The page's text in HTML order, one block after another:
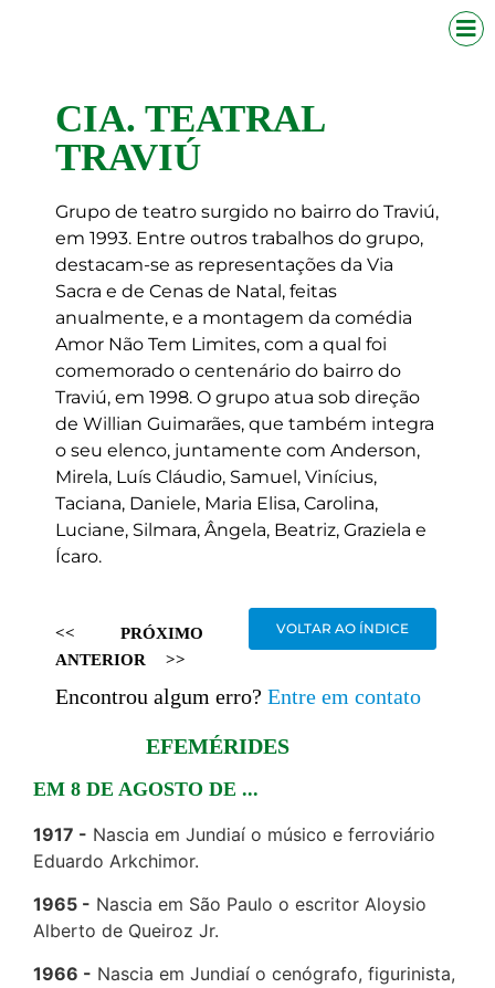
CIA. TEATRAL
TRAVIÚ
Grupo de teatro surgido no bairro do Traviú,
em 1993. Entre outros trabalhos do grupo,
destacam-se as representações da Via
Sacra e de Cenas de Natal, feitas
anualmente, e a montagem da comédia
Amor Não Tem Limites, com a qual foi
comemorado o centenário do bairro do
Traviú, em 1998. O grupo atua sob direção
de Willian Guimarães, que também integra
o seu elenco, juntamente com Anderson,
Mirela, Luís Cláudio, Samuel, Vinícius,
Taciana, Daniele, Maria Elisa, Carolina,
Luciane, Silmara, Ângela, Beatriz, Graziela e
Ícaro.
<<
ANTERIOR
PRÓXIMO
>>
VOLTAR AO ÍNDICE
Encontrou algum erro? Entre em contato
EFEMÉRIDES
EM 8 DE AGOSTO DE ...
1917
Nascia em Jundiaí o músico e ferroviário
Eduardo Arkchimor.
1965
Nascia em São Paulo o escritor Aloysio
Alberto de Queiroz Jr.
1966
Nascia em Jundiaí o cenógrafo, figurinista,